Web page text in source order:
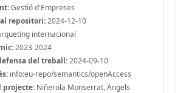
Gestió d'Empreses
repositori:2024-12-10
internacional
2023-2024
del treball:2024-09-10
info:eu-repo/semantics/openAccess
projecte: Niñerola Monserrat, Angels